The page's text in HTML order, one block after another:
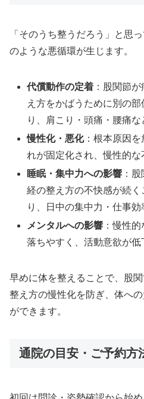
「そのうち整うだろう」と思
のような悪循環が生じます。
代償動作の定着 ：股関節
え方をかばうために別の
り、肩こり・頭痛・腰痛
慢性化・悪化：根本原因を
れが固定化され、慢性的
睡眠・集中力への影響 ：
経の整え方の不快感が続
り、日中の集中力・仕事
メンタルへの影響 ：慢性
落ちやすく、活動意欲が低
早めに体を整えることで、股
整え方の慢性化を防ぎ、体へ
ができます。
通院の目安・ご予約方